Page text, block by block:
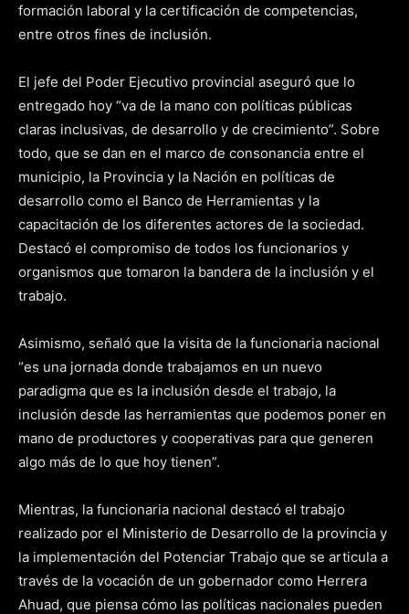
formación laboral y la certificación de competencias,
entre otros fines de inclusión.
El jefe del Poder Ejecutivo provincial aseguró que lo
entregado hoy “va de la mano con políticas públicas
claras inclusivas, de desarrollo y de crecimiento”. Sobre
todo, que se dan en el marco de consonancia entre el
municipio, la Provincia y la Nación en políticas de
desarrollo como el Banco de Herramientas y la
capacitación de los diferentes actores de la sociedad.
Destacó el compromiso de todos los funcionarios y
organismos que tomaron la bandera de la inclusión y el
trabajo.
Asimismo, señaló que la visita de la funcionaria nacional
“es una jornada donde trabajamos en un nuevo
paradigma que es la inclusión desde el trabajo, la
inclusión desde las herramientas que podemos poner en
mano de productores y cooperativas para que generen
algo más de lo que hoy tienen”.
Mientras, la funcionaria nacional destacó el trabajo
realizado por el Ministerio de Desarrollo de la provincia y
la implementación del Potenciar Trabajo que se articula a
través de la vocación de un gobernador como Herrera
Ahuad, que piensa cómo las políticas nacionales pueden